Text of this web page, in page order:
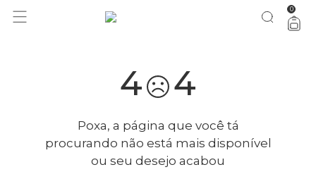
0
4 4
Poxa, a página que você tá
procurando não está mais disponível
ou seu desejo acabou